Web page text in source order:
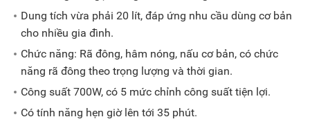
Dung tích vừa phải 20 lít, đáp ứng nhu cầu dùng cơ bản
cho nhiều gia đình.
Chức năng: Rã đông, hâm nóng, nấu cơ bản, có chức
năng rã đông theo trọng lượng và thời gian.
Công suất 700W, có 5 mức chỉnh công suất tiện lợi.
Có tính năng hẹn giờ lên tới 35 phút.